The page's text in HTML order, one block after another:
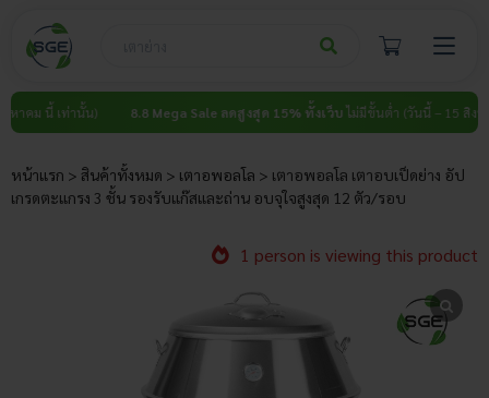
content
เท่านั้น) 8.8 Mega Sale ลดสูงสุด 15% ทั้งเว็บไม่มีขั้นต่ำ (วันนี้ – 15 สิงหาคม นี้ เ
หน้าแรก > สินค้าทั้งหมด > เตาอพอลโล > เตาอพอลโล เตาอบเป็ดย่าง อัป
เกรดตะแกรง 3 ชั้น รองรับแก๊สและถ่าน อบจุใจสูงสุด 12 ตัว/รอบ
1 person is viewing this product